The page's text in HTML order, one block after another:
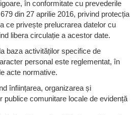
în conformitate cu prevederile
din 27 aprilie 2016, privind protecția
ce privește prelucrarea datelor cu
libera circulație a acestor date.
baza activităților specifice de
personal este reglementat, în
acte normative.
înființarea, organizarea și
publice comunitare locale de evidență